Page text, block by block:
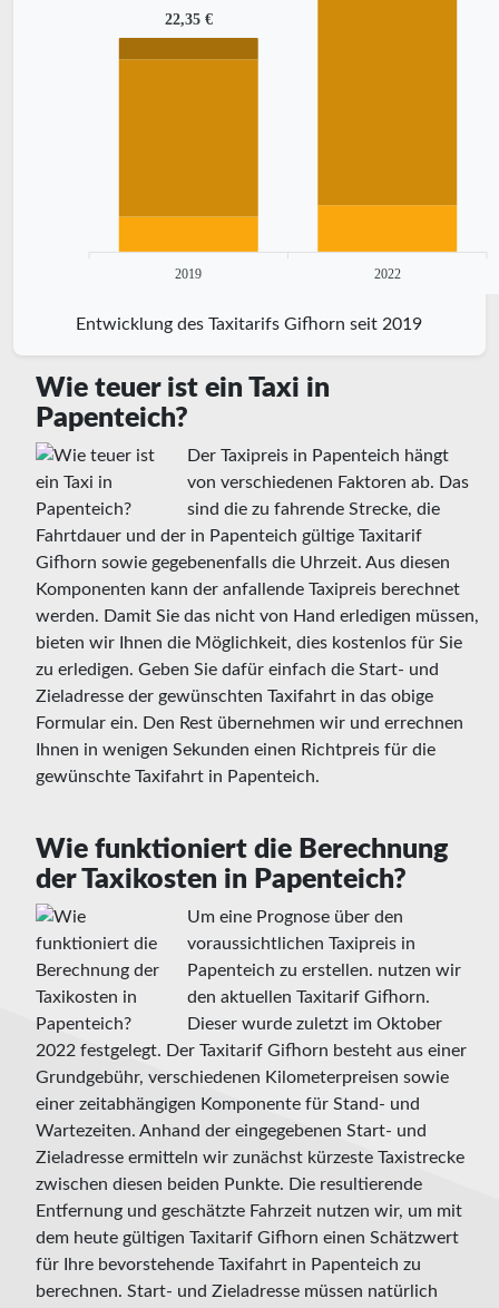
22,35 €
2019 2022
Entwicklung des Taxitarifs Gifhorn seit 2019
Wie teuer ist ein Taxi in
Papenteich?
Der Taxipreis in Papenteich hängt
von verschiedenen Faktoren ab. Das
sind die zu fahrende Strecke, die
Fahrtdauer und der in Papenteich gültige Taxitarif
Gifhorn sowie gegebenenfalls die Uhrzeit. Aus diesen
Komponenten kann der anfallende Taxipreis berechnet
werden. Damit Sie das nicht von Hand erledigen müssen,
bieten wir Ihnen die Möglichkeit, dies kostenlos für Sie
zu erledigen. Geben Sie dafür einfach die Start- und
Zieladresse der gewünschten Taxifahrt in das obige
Formular ein. Den Rest übernehmen wir und errechnen
Ihnen in wenigen Sekunden einen Richtpreis für die
gewünschte Taxifahrt in Papenteich.
Wie funktioniert die Berechnung
der Taxikosten in Papenteich?
Um eine Prognose über den
voraussichtlichen Taxipreis in
Papenteich zu erstellen. nutzen wir
den aktuellen Taxitarif Gifhorn.
Dieser wurde zuletzt im Oktober
2022 festgelegt. Der Taxitarif Gifhorn besteht aus einer
Grundgebühr, verschiedenen Kilometerpreisen sowie
einer zeitabhängigen Komponente für Stand- und
Wartezeiten. Anhand der eingegebenen Start- und
Zieladresse ermitteln wir zunächst kürzeste Taxistrecke
zwischen diesen beiden Punkte. Die resultierende
Entfernung und geschätzte Fahrzeit nutzen wir, um mit
dem heute gültigen Taxitarif Gifhorn einen Schätzwert
für Ihre bevorstehende Taxifahrt in Papenteich zu
berechnen. Start- und Zieladresse müssen natürlich